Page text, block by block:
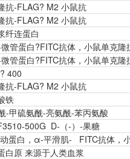
抗-FLAG? M2 小鼠抗
抗-FLAG? M2 小鼠抗
纤连蛋白
管蛋白?FITC抗体，小鼠单克隆
管蛋白?FITC抗体，小鼠单克隆
400
抗-FLAG? M2 小鼠抗
铁
-甲硫氨酰-亮氨酰-苯丙氨酸
500G D-（-）-果糖
蛋白，α-平滑肌- FITC抗体，
白原 来源于人类血浆